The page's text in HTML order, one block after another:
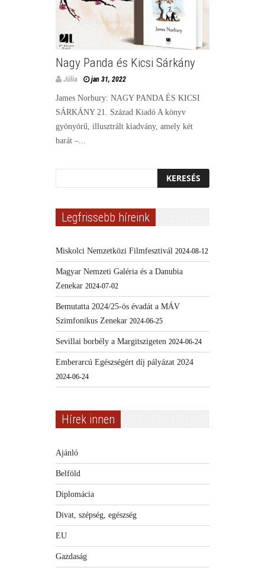
Nagy Panda és Kicsi Sárkány
Júlia jan 31, 2022
James Norbury: NAGY PANDA ÉS KICSI
SÁRKÁNY 21. Század Kiadó A könyv
gyönyörű, illusztrált kiadvány, amely két
barát –...
Legfrissebb híreink
Miskolci Nemzetközi Filmfesztivál 2024-08-12
Magyar Nemzeti Galéria és a Danubia
Zenekar 2024-07-02
Bemutatta 2024/25-ös évadát a MÁV
Szimfonikus Zenekar 2024-06-25
Sevillai borbély a Margitszigeten 2024-06-24
Emberarcú Egészségért díj pályázat 2024
2024-06-24
Hírek innen
Ajánló
Belföld
Diplomácia
Divat, szépség, egészség
EU
Gazdaság